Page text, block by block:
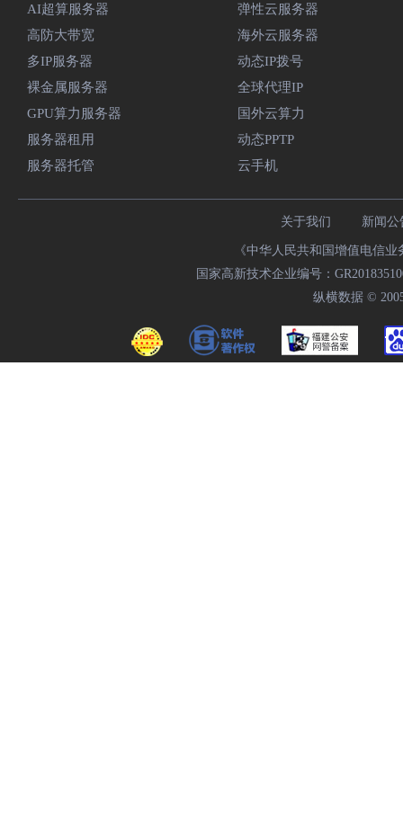
AI超算服务器
高防大带宽
多IP服务器
裸金属服务器
GPU算力服务器
服务器租用
服务器托管
弹性云服务器
海外云服务器
动态IP拨号
全球代理IP
国外云算力
动态PPTP
云手机
关于我们 新闻公
《中华人民共和国增值电信
国家高新技术企业编号：
纵横数据 ©